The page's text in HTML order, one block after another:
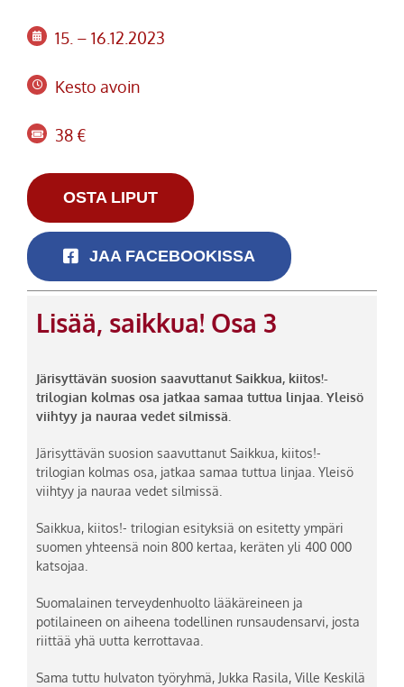
15. – 16.12.2023
Kesto avoin
38 €
OSTA LIPUT
JAA FACEBOOKISSA
Lisää, saikkua! Osa 3
Järisyttävän suosion saavuttanut Saikkua, kiitos!-
trilogian kolmas osa jatkaa samaa tuttua linjaa. Yleisö
viihtyy ja nauraa vedet silmissä.
Järisyttävän suosion saavuttanut Saikkua, kiitos!-
trilogian kolmas osa, jatkaa samaa tuttua linjaa. Yleisö
viihtyy ja nauraa vedet silmissä.
Saikkua, kiitos!- trilogian esityksiä on esitetty ympäri
suomen yhteensä noin 800 kertaa, keräten yli 400 000
katsojaa.
Suomalainen terveydenhuolto lääkäreineen ja
potilaineen on aiheena todellinen runsaudensarvi, josta
riittää yhä uutta kerrottavaa.
Sama tuttu hulvaton työryhmä, Jukka Rasila, Ville Keskilä